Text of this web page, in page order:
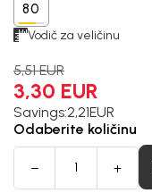
80
Vodič za veličinu
5,51 EUR
3,30 EUR
Savings:2,21EUR
Odaberite količinu